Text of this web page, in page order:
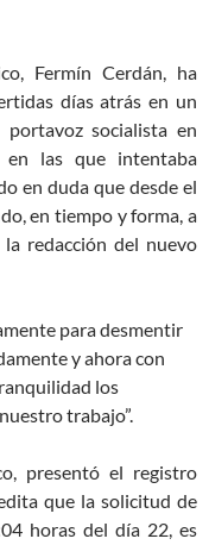
Fermín Cerdán, ha
días atrás en un
socialista en
en las que intentaba
en duda que desde el
en tiempo y forma, a
redacción del nuevo
para desmentir
y ahora con
los
trabajo”.
presentó el registro
que la solicitud de
horas del día 22, es